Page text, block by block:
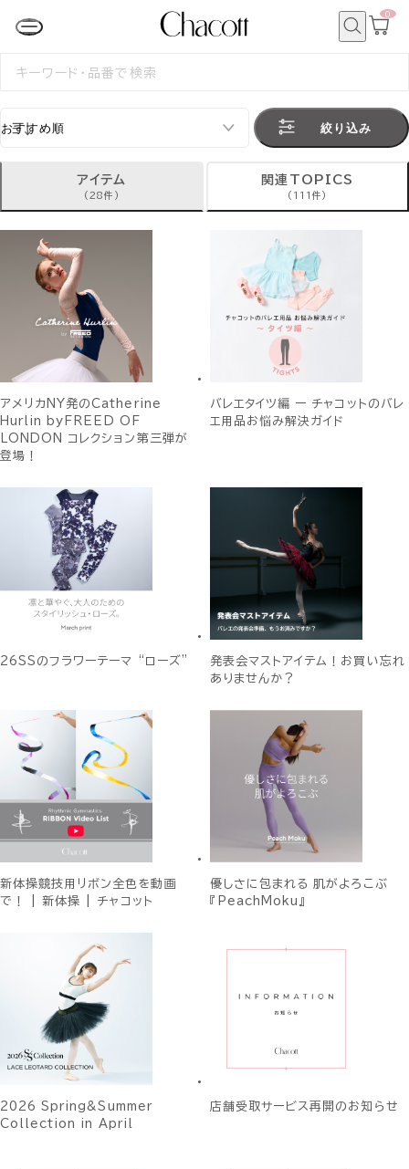
カ
0
検
絞り込み
アイテム
(28件)
関連TOPICS
(111件)
アメリカNY発のCatherine
Hurlin byFREED OF
LONDON コレクション第三弾が
登場！
バレエタイツ編 ー チャコットのバレ
エ用品お悩み解決ガイド
26SSのフラワーテーマ “ローズ”
発表会マストアイテム！お買い忘れ
ありませんか？
新体操競技用リボン全色を動画
で！ | 新体操 | チャコット
優しさに包まれる 肌がよろこぶ
『PeachMoku』
2026 Spring&Summer
Collection in April
店舗受取サービス再開のお知らせ